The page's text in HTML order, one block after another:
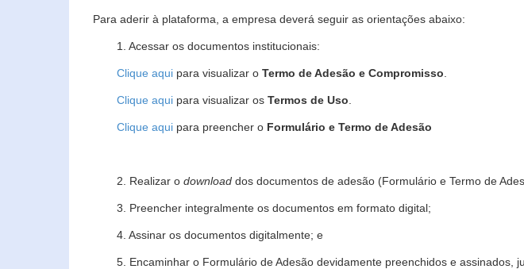
Para aderir à plataforma, a empresa deverá seguir as orientações abaixo:
1. Acessar os documentos institucionais:
Clique aqui para visualizar o Termo de Adesão e Compromisso
Clique aqui para visualizar os Termos de Uso
Clique aqui para preencher o Formulário e Termo de Adesão
2. Realizar o download dos documentos de adesão (Formulário e Termo de
3. Preencher integralmente os documentos em formato digital;
4. Assinar os documentos digitalmente; e
5. Encaminhar o Formulário de Adesão devidamente preenchidos e